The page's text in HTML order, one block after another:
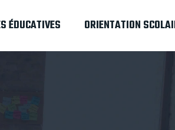
ÉDUCATIVES ORIENTATION